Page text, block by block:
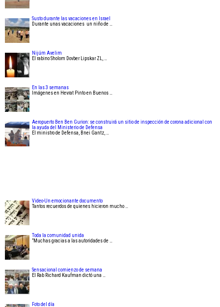
Susto durante las vacaciones en Israel
Durante unas vacaciones un niño de …
Nijúm Avelim
El rabino Sholom Dovber Lipskar ZL, …
En las 3 semanas
Imágenes en Hevrat Pinto en Buenos …
Aeropuerto Ben Ben Gurion: se construirá un sitio de inspección de corona adicional con
la ayuda del Ministerio de Defensa
El ministro de Defensa, Bnei Gantz, …
Video-Un emocionante documento
Tantos recuerdos de quienes hicieron mucho …
Toda la comunidad unida
”Muchas gracias a las autoridades de …
Sensacional comienzo de semana
El Rab Richard Kaufman dictó una …
Foto del día